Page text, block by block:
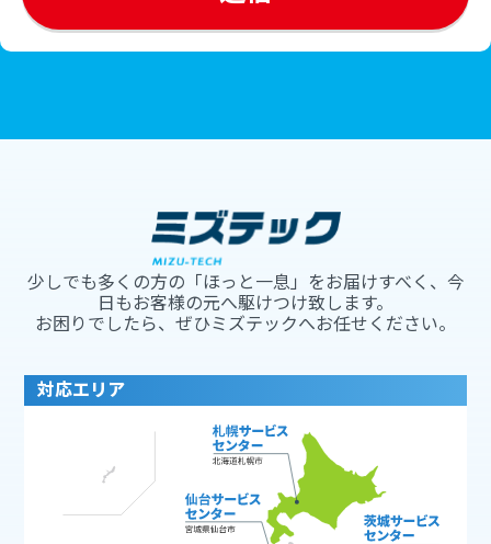
少しでも多くの方の「ほっと一息」をお届けすべく、今
日もお客様の元へ駆けつけ致します。
お困りでしたら、ぜひミズテックへお任せください。
対応エリア